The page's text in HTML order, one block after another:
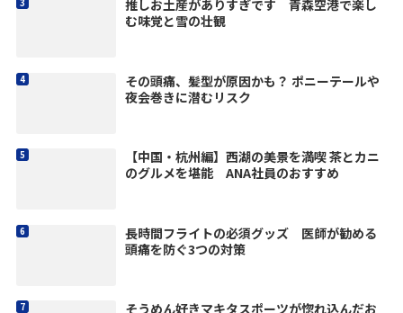
推しお土産がありすぎです 青森空港で楽し
む味覚と雪の壮観
その頭痛、髪型が原因かも？ ポニーテールや
夜会巻きに潜むリスク
【中国・杭州編】西湖の美景を満喫 茶とカニ
のグルメを堪能 ANA社員のおすすめ
長時間フライトの必須グッズ 医師が勧める
頭痛を防ぐ3つの対策
そうめん好きマキタスポーツが惚れ込んだお